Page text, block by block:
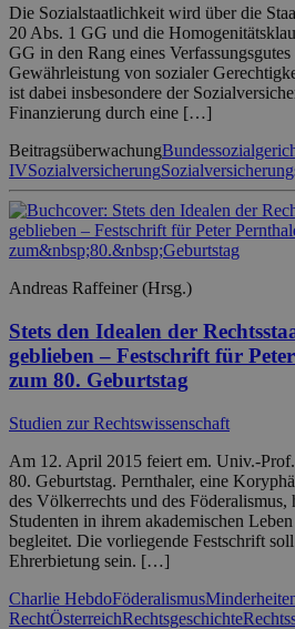
Die Sozialstaatlichkeit wird über die
20 Abs. 1 GG und die
GG in den Rang eines
Gewährleistung von sozialer
ist dabei insbesondere der
Finanzierung durch eine […]
Beitragsüberwachung
IVSozialversicherung
Andreas Raffeiner (Hrsg.)
Stets den Idealen der
geblieben – Festschrift für
zum 80. Geburtstag
Studien zur Rechtswissenschaft
Am 12. April 2015 feiert em. Univ.-Prof.
80. Geburtstag. Pernthaler, eine
des Völkerrechts und des Föderalismus,
Studenten in ihrem akademischen
begleitet. Die vorliegende Festschrift
Ehrerbietung sein. […]
Charlie HebdoFöderalismus
RechtÖsterreichRechtsgeschichte